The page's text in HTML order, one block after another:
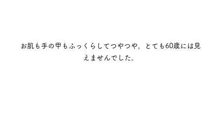
お肌も手の甲もふっくらしてつやつや。とても60歳には見
えませんでした。